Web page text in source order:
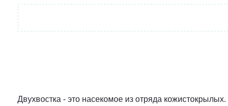
Двухвостка - это насекомое из отряда